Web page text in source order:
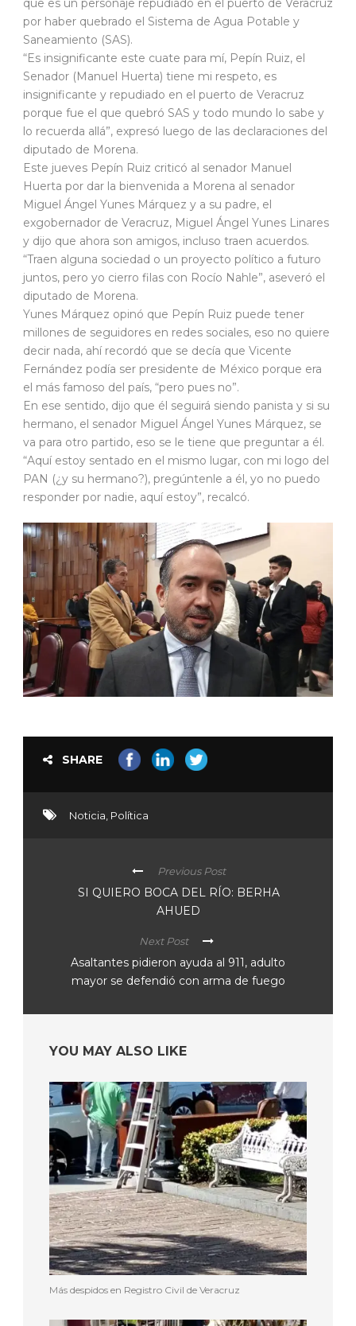
que es un personaje repudiado en el puerto de Veracruz
por haber quebrado el Sistema de Agua Potable y
Saneamiento (SAS).
“Es insignificante este cuate para mí, Pepín Ruiz, el
Senador (Manuel Huerta) tiene mi respeto, es
insignificante y repudiado en el puerto de Veracruz
porque fue el que quebró SAS y todo mundo lo sabe y
lo recuerda allá”, expresó luego de las declaraciones del
diputado de Morena.
Este jueves Pepín Ruiz criticó al senador Manuel
Huerta por dar la bienvenida a Morena al senador
Miguel Ángel Yunes Márquez y a su padre, el
exgobernador de Veracruz, Miguel Ángel Yunes Linares
y dijo que ahora son amigos, incluso traen acuerdos.
“Traen alguna sociedad o un proyecto político a futuro
juntos, pero yo cierro filas con Rocío Nahle”, aseveró el
diputado de Morena.
Yunes Márquez opinó que Pepín Ruiz puede tener
millones de seguidores en redes sociales, eso no quiere
decir nada, ahí recordó que se decía que Vicente
Fernández podía ser presidente de México porque era
el más famoso del país, “pero pues no”.
En ese sentido, dijo que él seguirá siendo panista y si su
hermano, el senador Miguel Ángel Yunes Márquez, se
va para otro partido, eso se le tiene que preguntar a él.
“Aquí estoy sentado en el mismo lugar, con mi logo del
PAN (¿y su hermano?), pregúntenle a él, yo no puedo
responder por nadie, aquí estoy”, recalcó.
SHARE
Noticia Política
Previous Post
SI QUIERO BOCA DEL RÍO: BERHA
AHUED
Next Post
Asaltantes pidieron ayuda al 911, adulto
mayor se defendió con arma de fuego
YOU MAY ALSO LIKE
Más despidos en Registro Civil de Veracruz